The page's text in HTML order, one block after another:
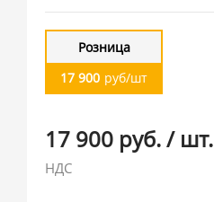
Розница
17 900 руб/шт
17 900 руб./ шт.
НДС